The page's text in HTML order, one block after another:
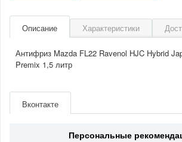
Описание Характеристики
Антифриз Mazda FL22 Ravenol HJC Hybrid
Premix 1,5 литр
Материал Антифриз
Вконтакте
Персональные